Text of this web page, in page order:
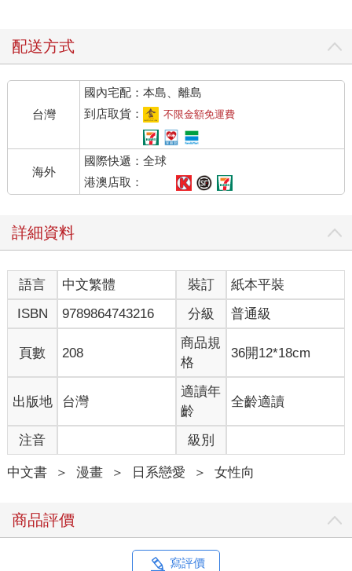
配送方式
台灣
國內宅配：本島、離島
到店取貨：
不限金額免運費
海外
國際快遞：全球
港澳店取：
詳細資料
語言 中文繁體 裝訂
紙本平裝
ISBN
9789864743216 分級 普通級
頁數 208
商品規
格
36開12*18cm
出版地 台灣
適讀年
齡
全齡適讀
注音 級別
中文書 ＞ 漫畫 ＞ 日系戀愛 ＞ 女性向
商品評價
寫評價